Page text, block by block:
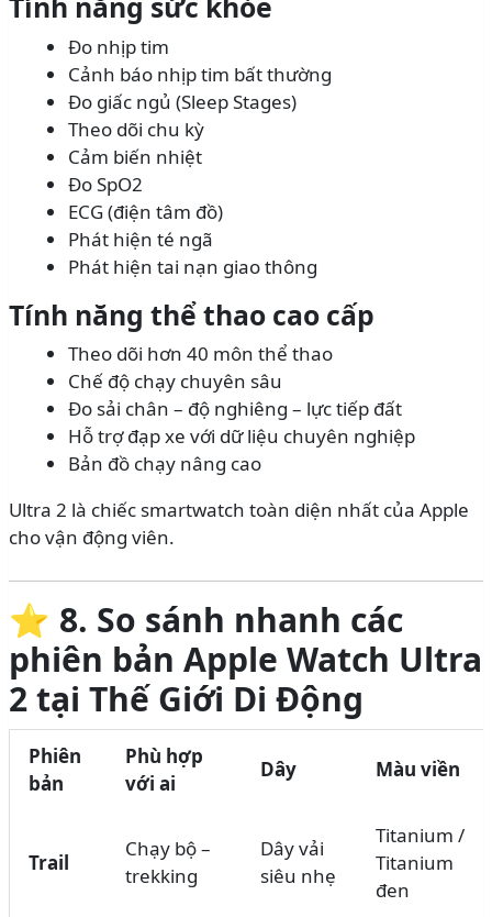
Tính năng sức khỏe
Đo nhịp tim
Cảnh báo nhịp tim bất thường
Đo giấc ngủ (Sleep Stages)
Theo dõi chu kỳ
Cảm biến nhiệt
Đo SpO2
ECG (điện tâm đồ)
Phát hiện té ngã
Phát hiện tai nạn giao thông
Tính năng thể thao cao cấp
Theo dõi hơn 40 môn thể thao
Chế độ chạy chuyên sâu
Đo sải chân – độ nghiêng – lực tiếp đất
Hỗ trợ đạp xe với dữ liệu chuyên nghiệp
Bản đồ chạy nâng cao
Ultra 2 là chiếc smartwatch toàn diện nhất của Apple
cho vận động viên.
⭐ 8. So sánh nhanh các
phiên bản Apple Watch Ultra
2 tại Thế Giới Di Động
Phiên
bản
Phù hợp
với ai
Dây Màu viền
Trail
Chạy bộ –
trekking
Dây vải
siêu nhẹ
Titanium /
Titanium
đen